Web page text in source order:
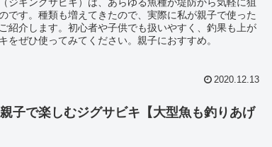
です。種類も増えてきたので、実際に私が親子で使った
紹介します。初心者や子供でも扱いやすく、釣果も上が
をぜひ使ってみてください。親子におすすめ。
2020.12.13
子で楽しむジグサビキ【大型魚も釣りあげ